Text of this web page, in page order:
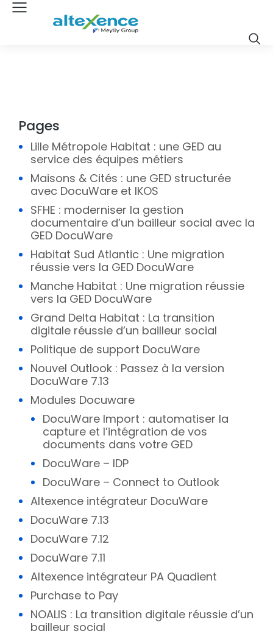
Pages
Lille Métropole Habitat : une GED au
service des équipes métiers
Maisons & Cités : une GED structurée
avec DocuWare et IKOS
SFHE : moderniser la gestion
documentaire d’un bailleur social avec la
GED DocuWare
Habitat Sud Atlantic : Une migration
réussie vers la GED DocuWare
Manche Habitat : Une migration réussie
vers la GED DocuWare
Grand Delta Habitat : La transition
digitale réussie d’un bailleur social
Politique de support DocuWare
Nouvel Outlook : Passez à la version
DocuWare 7.13
Modules Docuware
DocuWare Import : automatiser la
capture et l’intégration de vos
documents dans votre GED
DocuWare – IDP
DocuWare – Connect to Outlook
Altexence intégrateur DocuWare
DocuWare 7.13
DocuWare 7.12
DocuWare 7.11
Altexence intégrateur PA Quadient
Purchase to Pay
NOALIS : La transition digitale réussie d’un
bailleur social